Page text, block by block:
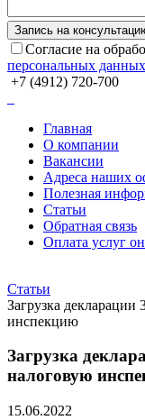
Согласие на
персональных данных
+7 (4912) 720-700
Главная
О компании
Вакансии
Адреса наших
Полезная
Статьи
Обратная связь
Оплата услуг
Статьи
Загрузка
инспекцию
Загрузка
налоговую
15.06.2022